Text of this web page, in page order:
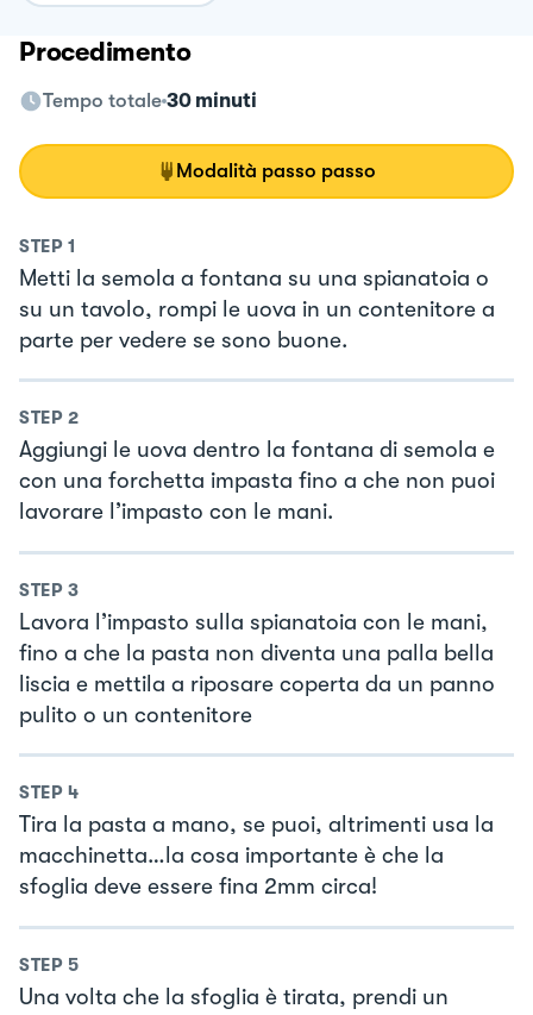
Procedimento
Tempo totale 30 minuti
Modalità passo passo
STEP 1
Metti la semola a fontana su una spianatoia o
su un tavolo, rompi le uova in un contenitore a
parte per vedere se sono buone.
STEP 2
Aggiungi le uova dentro la fontana di semola e
con una forchetta impasta fino a che non puoi
lavorare l’impasto con le mani.
STEP 3
Lavora l’impasto sulla spianatoia con le mani,
fino a che la pasta non diventa una palla bella
liscia e mettila a riposare coperta da un panno
pulito o un contenitore
STEP 4
Tira la pasta a mano, se puoi, altrimenti usa la
macchinetta…la cosa importante è che la
sfoglia deve essere fina 2mm circa!
STEP 5
Una volta che la sfoglia è tirata, prendi un